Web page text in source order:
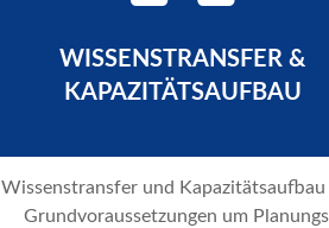
WISSENSTRANSFER &
KAPAZITÄTSAUFBAU
Wissenstransfer und Kapazitätsaufbau
Grundvoraussetzungen um